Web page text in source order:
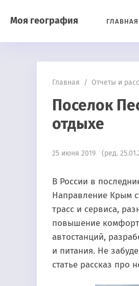
Моя география ГЛАВНАЯ
Главная / Отчеты и
Поселок
отдыхе
25 июня 2019 (ред.
В России в
Направление Крым
трасс и сервиса,
повышение
автостанций,
и питания. Не
статье рассказ про